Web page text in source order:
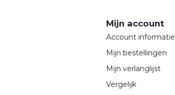
Mijn account
Account informatie
Mijn bestellingen
Mijn verlanglijst
Vergelijk